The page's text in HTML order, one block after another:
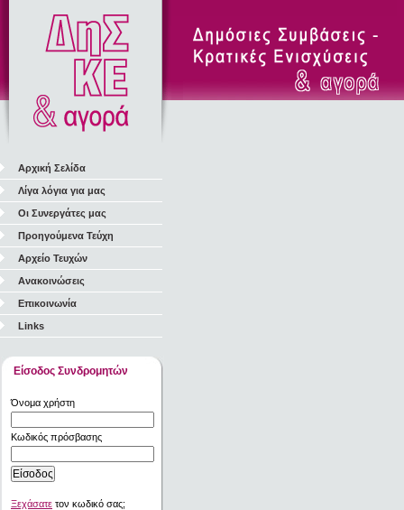
Αρχική Σελίδα
Λίγα λόγια για μας
Οι Συνεργάτες μας
Προηγούμενα Τεύχη
Αρχείο Τευχών
Ανακοινώσεις
Επικοινωνία
Links
Είσοδος Συνδρομητών
Όνομα χρήστη
Κωδικός πρόσβασης
Ξεχάσατε τον κωδικό σας;